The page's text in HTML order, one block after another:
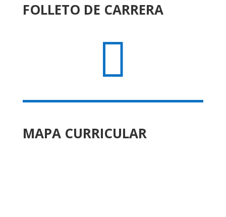
FOLLETO DE CARRERA

MAPA CURRICULAR